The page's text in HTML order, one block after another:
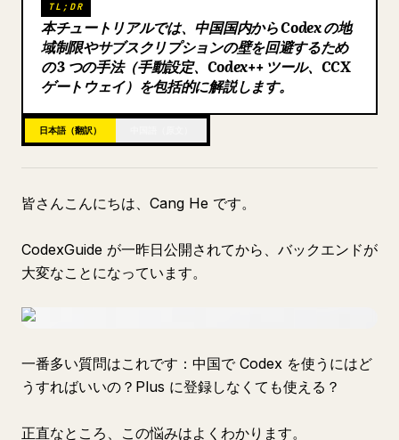
ブログ
更新情報
TL;DR
本チュートリアルでは、中国国内から Codex の地
域制限やサブスクリプションの壁を回避するため
の 3 つの手法（手動設定、Codex++ ツール、CCX
ゲートウェイ）を包括的に解説します。
日本語（翻訳）
皆さんこんにちは、Cang He です。
CodexGuide が一昨日公開されてから、バックエンドが
大変なことになっています。
一番多い質問はこれです：中国で Codex を使うにはど
うすればいいの？Plus に登録しなくても使える？
正直なところ、この悩みはよくわかります。